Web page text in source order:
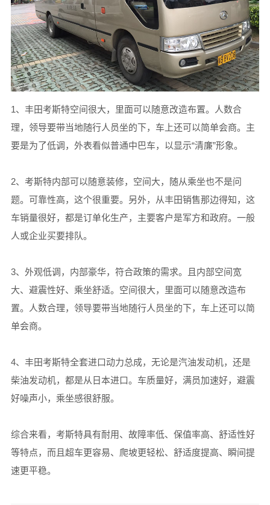
1、丰田考斯特空间很大，里面可以随意改造布置。人数合
理，领导要带当地随行人员坐的下，车上还可以简单会商。主
要是为了低调，外表看似普通中巴车，以显示“清廉”形象。
2、考斯特内部可以随意装修，空间大，随从乘坐也不是问
题。可靠性高，这个很重要。另外，从丰田销售那边得知，这
车销量很好，都是订单化生产，主要客户是军方和政府。一般
人或企业买要排队。
3、外观低调，内部豪华，符合政策的需求。且内部空间宽
大、避震性好、乘坐舒适。空间很大，里面可以随意改造布
置。人数合理，领导要带当地随行人员坐的下，车上还可以简
单会商。
4、丰田考斯特全套进口动力总成，无论是汽油发动机，还是
柴油发动机，都是从日本进口。车质量好，满员加速好，避震
好噪声小，乘坐感很舒服。
综合来看，考斯特具有耐用、故障率低、保值率高、舒适性好
等特点，而且超车更容易、爬坡更轻松、舒适度提高、瞬间提
速更平稳。